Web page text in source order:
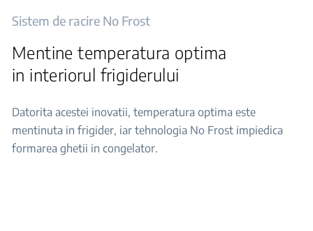
Sistem de racire No Frost
Mentine temperatura optima
in interiorul frigiderului
Datorita acestei inovatii, temperatura optima este
mentinuta in frigider, iar tehnologia No Frost impiedica
formarea ghetii in congelator.